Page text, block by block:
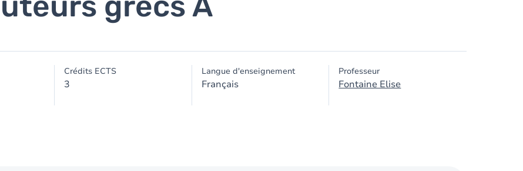
Crédits ECTS
3
Langue d'enseignement
Français
Professeur
Fontaine Elise